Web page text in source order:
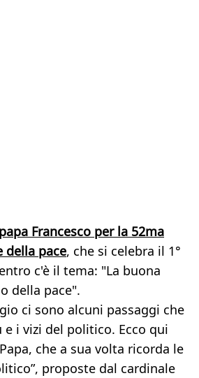
Francesco per la 52ma
della pace, che si celebra il 1°
c'è il tema: "La buona
della pace".
ci sono alcuni passaggi che
i vizi del politico. Ecco qui
che a sua volta ricorda le
proposte dal cardinale